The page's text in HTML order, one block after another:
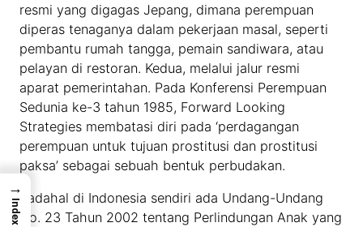
resmi yang digagas Jepang, dimana perempuan
diperas tenaganya dalam pekerjaan masal, seperti
pembantu rumah tangga, pemain sandiwara, atau
pelayan di restoran. Kedua, melalui jalur resmi
aparat pemerintahan. Pada Konferensi Perempuan
Sedunia ke-3 tahun 1985, Forward Looking
Strategies membatasi diri pada ‘perdagangan
perempuan untuk tujuan prostitusi dan prostitusi
paksa’ sebagai sebuah bentuk perbudakan.
Padahal di Indonesia sendiri ada Undang-Undang
No. 23 Tahun 2002 tentang Perlindungan Anak yang
→
Index